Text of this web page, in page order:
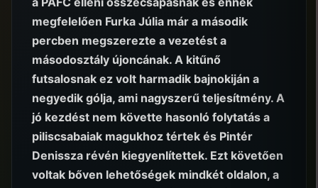
megfelelően Furka Júlia már a második
percben megszerezte a vezetést a
másodosztály újoncának. A kitűnő
futsalosnak ez volt harmadik bajnokiján a
negyedik gólja, ami nagyszerű teljesítmény. A
jó kezdést nem követte hasonló folytatás a
piliscsabaiak magukhoz tértek és Pintér
Denissza révén kiegyenlítettek. Ezt követően
voltak bőven lehetőségek mindkét oldalon, a